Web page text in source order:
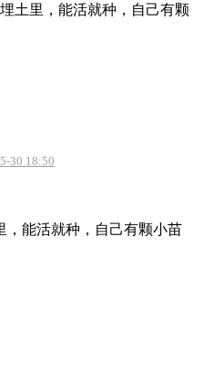
土里，能活就种，自己有颗
30 18:50
，能活就种，自己有颗小苗